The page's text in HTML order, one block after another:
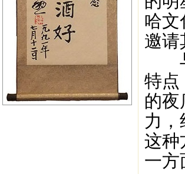
哈文
邀请
与
特点
的
力
这种
一方